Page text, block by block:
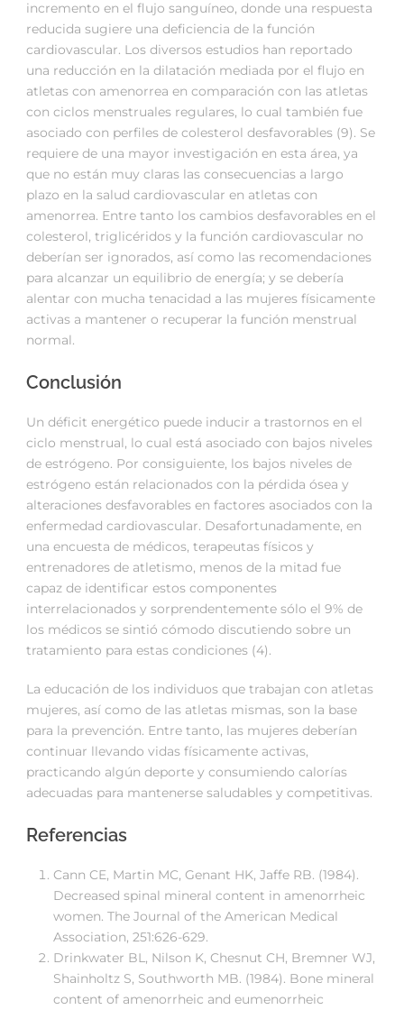
incremento en el flujo sanguíneo, donde una respuesta
reducida sugiere una deficiencia de la función
cardiovascular. Los diversos estudios han reportado
una reducción en la dilatación mediada por el flujo en
atletas con amenorrea en comparación con las atletas
con ciclos menstruales regulares, lo cual también fue
asociado con perfiles de colesterol desfavorables (9). Se
requiere de una mayor investigación en esta área, ya
que no están muy claras las consecuencias a largo
plazo en la salud cardiovascular en atletas con
amenorrea. Entre tanto los cambios desfavorables en el
colesterol, triglicéridos y la función cardiovascular no
deberían ser ignorados, así como las recomendaciones
para alcanzar un equilibrio de energía; y se debería
alentar con mucha tenacidad a las mujeres físicamente
activas a mantener o recuperar la función menstrual
normal.
Conclusión
Un déficit energético puede inducir a trastornos en el
ciclo menstrual, lo cual está asociado con bajos niveles
de estrógeno. Por consiguiente, los bajos niveles de
estrógeno están relacionados con la pérdida ósea y
alteraciones desfavorables en factores asociados con la
enfermedad cardiovascular. Desafortunadamente, en
una encuesta de médicos, terapeutas físicos y
entrenadores de atletismo, menos de la mitad fue
capaz de identificar estos componentes
interrelacionados y sorprendentemente sólo el 9% de
los médicos se sintió cómodo discutiendo sobre un
tratamiento para estas condiciones (4).
La educación de los individuos que trabajan con atletas
mujeres, así como de las atletas mismas, son la base
para la prevención. Entre tanto, las mujeres deberían
continuar llevando vidas físicamente activas,
practicando algún deporte y consumiendo calorías
adecuadas para mantenerse saludables y competitivas.
Referencias
Cann CE, Martin MC, Genant HK, Jaffe RB. (1984).
Decreased spinal mineral content in amenorrheic
women. The Journal of the American Medical
Association, 251:626-629.
Drinkwater BL, Nilson K, Chesnut CH, Bremner WJ,
Shainholtz S, Southworth MB. (1984). Bone mineral
content of amenorrheic and eumenorrheic